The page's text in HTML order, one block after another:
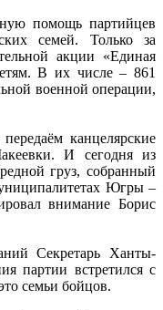
помощь партийцев
семей. Только за
акции «Единая
В их числе – 861
военной операции,
канцелярские
И сегодня из
груз, собранный
Югры –
внимание Борис
Секретарь Ханты-
партии встретился с
семьи бойцов.